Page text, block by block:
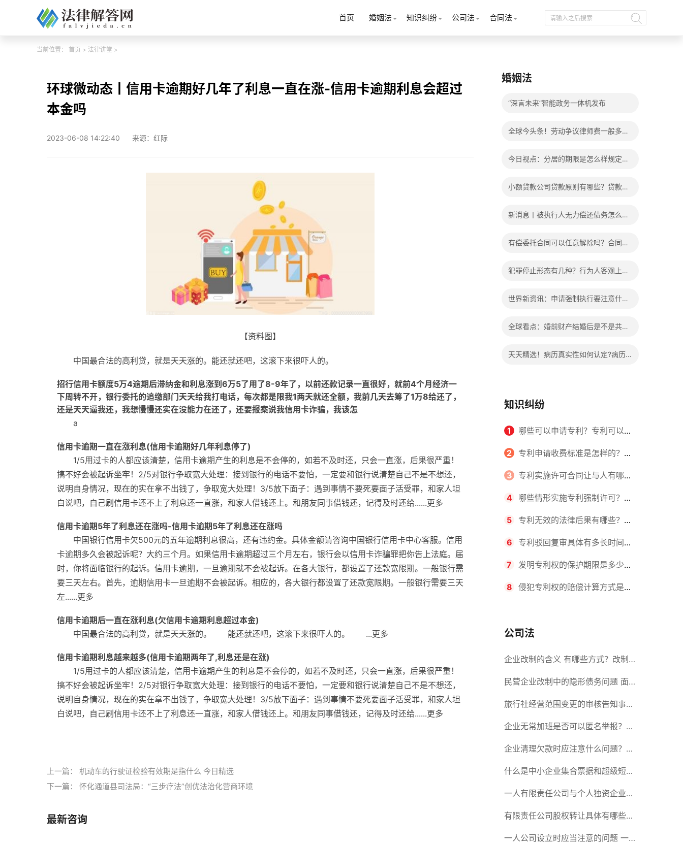
首页 婚姻法 知识纠纷 公司法 合同法
当前位置： 首页 > 法律讲堂 >
环球微动态丨信用卡逾期好几年了利息一直在涨-信用卡逾期利息会超过
本金吗
2023-06-08 14:22:40 来源：红际
【资料图】
中国最合法的高利贷，就是天天涨的。能还就还吧，这滚下来很吓人的。
招行信用卡额度5万4逾期后滞纳金和利息涨到6万5了用了8-9年了，以前还款记录一直很好，就前4个月经济一
下周转不开，银行委托的追缴部门天天给我打电话，每次都是限我1两天就还全额，我前几天去筹了1万8给还了，
还是天天逼我还，我想慢慢还实在没能力在还了，还要报案说我信用卡诈骗，我该怎
a
信用卡逾期一直在涨利息(信用卡逾期好几年利息停了)
1/5用过卡的人都应该清楚，信用卡逾期产生的利息是不会停的，如若不及时还，只会一直涨，后果很严重！
搞不好会被起诉坐牢！2/5对银行争取宽大处理：接到银行的电话不要怕，一定要和银行说清楚自己不是不想还，
说明自身情况，现在的实在拿不出钱了，争取宽大处理！3/5放下面子：遇到事情不要死要面子活受罪，和家人坦
白说吧，自己刷信用卡还不上了利息还一直涨，和家人借钱还上。和朋友同事借钱还，记得及时还给......更多
信用卡逾期5年了利息还在涨吗-信用卡逾期5年了利息还在涨吗
中国银行信用卡欠500元的五年逾期利息很高，还有违约金。具体金额请咨询中国银行信用卡中心客服。信用
卡逾期多久会被起诉呢？大约三个月。如果信用卡逾期超过三个月左右，银行会以信用卡诈骗罪把你告上法庭。届
时，你将面临银行的起诉。信用卡逾期，一旦逾期就不会被起诉。在各大银行，都设置了还款宽限期。一般银行需
要三天左右。首先，逾期信用卡一旦逾期不会被起诉。相应的，各大银行都设置了还款宽限期。一般银行需要三天
左......更多
信用卡逾期后一直在涨利息(欠信用卡逾期利息超过本金)
中国最合法的高利贷，就是天天涨的。 能还就还吧，这滚下来很吓人的。 ...更多
信用卡逾期利息越来越多(信用卡逾期两年了,利息还是在涨)
1/5用过卡的人都应该清楚，信用卡逾期产生的利息是不会停的，如若不及时还，只会一直涨，后果很严重！
搞不好会被起诉坐牢！2/5对银行争取宽大处理：接到银行的电话不要怕，一定要和银行说清楚自己不是不想还，
说明自身情况，现在的实在拿不出钱了，争取宽大处理！3/5放下面子：遇到事情不要死要面子活受罪，和家人坦
白说吧，自己刷信用卡还不上了利息还一直涨，和家人借钱还上。和朋友同事借钱还，记得及时还给......更多
上一篇： 机动车的行驶证检验有效期是指什么 今日精选
下一篇： 怀化通道县司法局：“三步疗法”创优法治化营商环境
最新咨询
婚姻法
“深言未来”智能政务一体机发布
全球今头条！劳动争议律师费一般多少
今日视点：分居的期限是怎么样规定
小额贷款公司贷款原则有哪些？贷款不
新消息丨被执行人无力偿还债务怎么
有偿委托合同可以任意解除吗？合同无
犯罪停止形态有几种？行为人客观上实
世界新资讯：申请强制执行要注意什么
全球看点：婚前财产结婚后是不是共同
天天精选！病历真实性如何认定?病历
知识纠纷
1 哪些可以申请专利？专利可以同
时多个人一起申请吗？
2 专利申请收费标准是怎样的？申
请不同类型的专利所需要的钱不同
3 专利实施许可合同让与人有哪些
主要义务？专利实施许可合同与专利
许可合同有什么区别？
4 哪些情形实施专利强制许可？专
利强制许可的前提条件是什么？
5 专利无效的法律后果有哪些？专
利的无效情形有哪些？
6 专利驳回复审具体有多长时间？
哪些情况下专利申请可能被驳回？
7 发明专利权的保护期限是多少
年？非专利发明人是否有专利申请
8 侵犯专利权的赔偿计算方式是什
间？
公司法
企业改制的含义 有哪些方式？改制
后国企员工属于什么性质？
民营企业改制中的隐形债务问题 面
对隐形债务问题应该如何解决？
旅行社经营范围变更的审核告知事项
旅游业的发展现状和趋势
企业无常加班是否可以匿名举报？强
制加班公司没有加班费怎么办？
企业清理欠款时应注意什么问题？企
业短期借款需要注意哪些事项？
什么是中小企业集合票据和超级短期
融资券？一起来了解一下吧！
一人有限责任公司与个人独资企业的
区别 这些知识你都知道吗？
有限责任公司股权转让具体有哪些形
式？来了解下这五种形式
一人公司设立时应当注意的问题 一